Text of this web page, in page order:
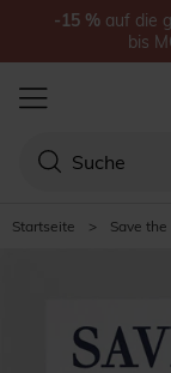
Startseite > Save
-15 % auf die
bis